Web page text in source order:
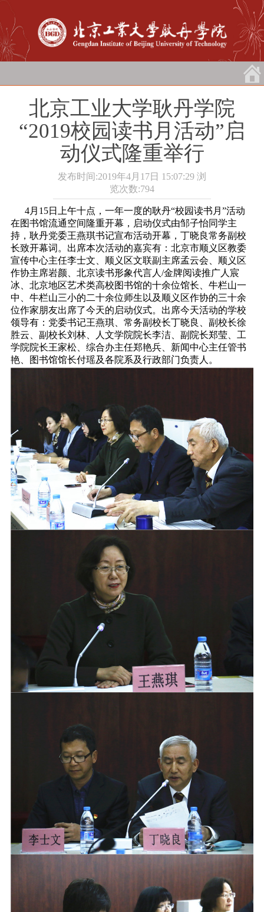
北京工业大学耿丹学院
“2019校园读书月活动”启
动仪式隆重举行
发布时间:2019年4月17日 15:07:29 浏
览次数:794
4月15日上午十点，一年一度的耿丹“校园读书月”活动
在图书馆流通空间隆重开幕，启动仪式由邹子怡同学主
持，耿丹党委王燕琪书记宣布活动开幕，丁晓良常务副校
长致开幕词。出席本次活动的嘉宾有：北京市顺义区教委
宣传中心主任李士文、顺义区文联副主席孟云会、顺义区
作协主席岩颜、北京读书形象代言人/金牌阅读推广人宸
冰、北京地区艺术类高校图书馆的十余位馆长、牛栏山一
中、牛栏山三小的二十余位师生以及顺义区作协的三十余
位作家朋友出席了今天的启动仪式。出席今天活动的学校
领导有：党委书记王燕琪、常务副校长丁晓良、副校长徐
胜云、副校长刘林、人文学院院长李洁、副院长郑莹、工
学院院长王家松、综合办主任郑艳兵、新闻中心主任管书
艳、图书馆馆长付瑶及各院系及行政部门负责人。